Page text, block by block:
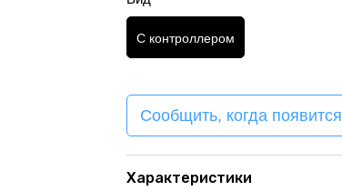
С контроллером
Сообщить, когда появится
Характеристики